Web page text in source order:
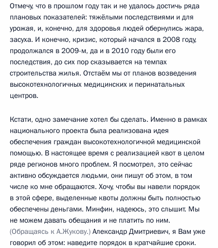
Отмечу, что в прошлом году так и не удалось достичь ряда
плановых показателей: тяжёлыми последствиями и для
урожая, и, конечно, для здоровья людей обернулись жара,
засуха. И конечно, кризис, который начался в 2008 году,
продолжался в 2009-м, да и в 2010 году были его
последствия, до сих пор сказывается на темпах
строительства жилья. Отстаём мы от планов возведения
высокотехнологичных медицинских и перинатальных
центров.
Кстати, одно замечание хотел бы сделать. Именно в рамках
национального проекта была реализована идея
обеспечения граждан высокотехнологичной медицинской
помощью. В настоящее время с реализацией квот в целом
ряде регионов много проблем. Я посмотрел, это сейчас
активно обсуждается людьми, они пишут об этом, в том
числе ко мне обращаются. Хочу, чтобы вы навели порядок
в этой сфере, выделенные квоты должны быть полностью
обеспечены деньгами. Минфин, надеюсь, это слышит. Мы
не можем давать обещания и не платить по ним.
(Обращаясь к А.Жукову.) Александр Дмитриевич, я Вам уже
говорил об этом: наведите порядок в кратчайшие сроки.